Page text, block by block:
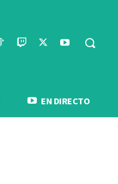
EN DIRECTO